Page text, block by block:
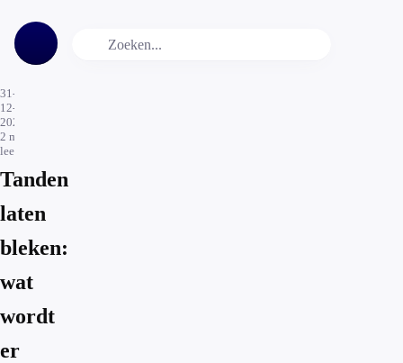
31-
12-
2020
2 min.
leestijd
Tanden
laten
bleken:
wat
wordt
er